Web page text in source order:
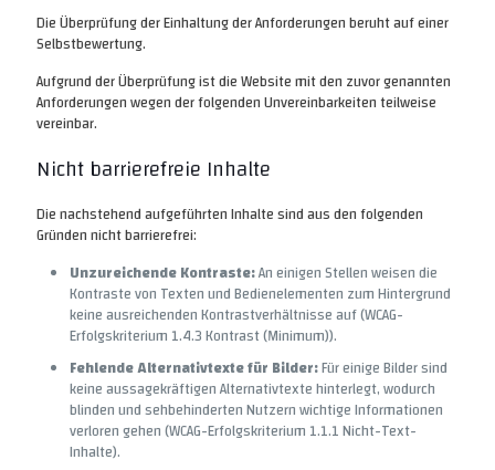
Die Überprüfung der Einhaltung der Anforderungen beruht auf einer
Selbstbewertung.
Aufgrund der Überprüfung ist die Website mit den zuvor genannten
Anforderungen wegen der folgenden Unvereinbarkeiten teilweise
vereinbar.
Nicht barrierefreie Inhalte
Die nachstehend aufgeführten Inhalte sind aus den folgenden
Gründen nicht barrierefrei:
Unzureichende Kontraste:An einigen Stellen weisen die
Kontraste von Texten und Bedienelementen zum Hintergrund
keine ausreichenden Kontrastverhältnisse auf (WCAG-
Erfolgskriterium 1.4.3 Kontrast (Minimum)).
Fehlende Alternativtexte für Bilder:Für einige Bilder sind
keine aussagekräftigen Alternativtexte hinterlegt, wodurch
blinden und sehbehinderten Nutzern wichtige Informationen
verloren gehen (WCAG-Erfolgskriterium 1.1.1 Nicht-Text-
Inhalte).